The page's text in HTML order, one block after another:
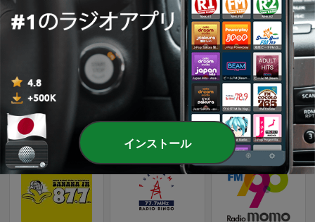
ならどっとFM (Nara FM)
インストール